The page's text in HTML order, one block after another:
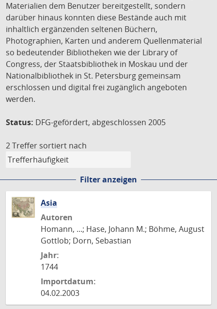
Materialien dem Benutzer bereitgestellt, sondern
darüber hinaus konnten diese Bestände auch mit
inhaltlich ergänzenden seltenen Büchern,
Photographien, Karten und anderem Quellenmaterial
so bedeutender Bibliotheken wie der Library of
Congress, der Staatsbibliothek in Moskau und der
Nationalbibliothek in St. Petersburg gemeinsam
erschlossen und digital frei zugänglich angeboten
werden.
Status: DFG-gefördert, abgeschlossen 2005
2 Treffer sortiert nach
Filter anzeigen
Asia
Autoren
Homann, ...; Hase, Johann M.; Böhme, August
Gottlob; Dorn, Sebastian
Jahr:
1744
Importdatum:
04.02.2003